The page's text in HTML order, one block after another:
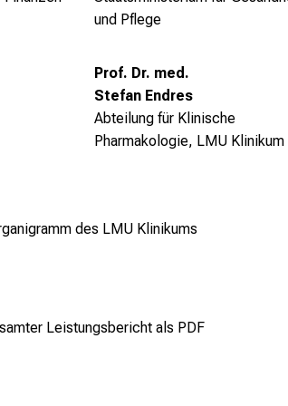
und Pflege
Prof. Dr. med.
Stefan Endres
Abteilung für Klinische
Pharmakologie, LMU Klinikum
des LMU Klinikums
Leistungsbericht als PDF